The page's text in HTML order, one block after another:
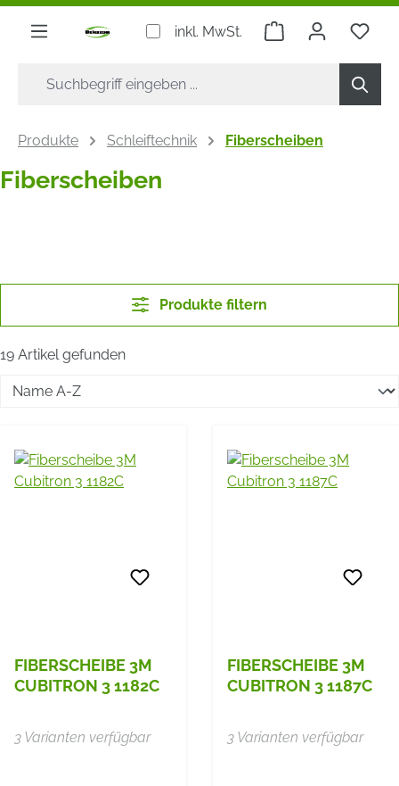
springen
inkl. MwSt. Warenkorb Du
Produkte Schleiftechnik Fiberscheiben
Fiberscheiben
Produkte filtern
19 Artikel gefunden
FIBERSCHEIBE 3M
CUBITRON 3 1182C
3 Varianten verfügbar
FIBERSCHEIBE 3M
CUBITRON 3 1187C
3 Varianten verfügbar